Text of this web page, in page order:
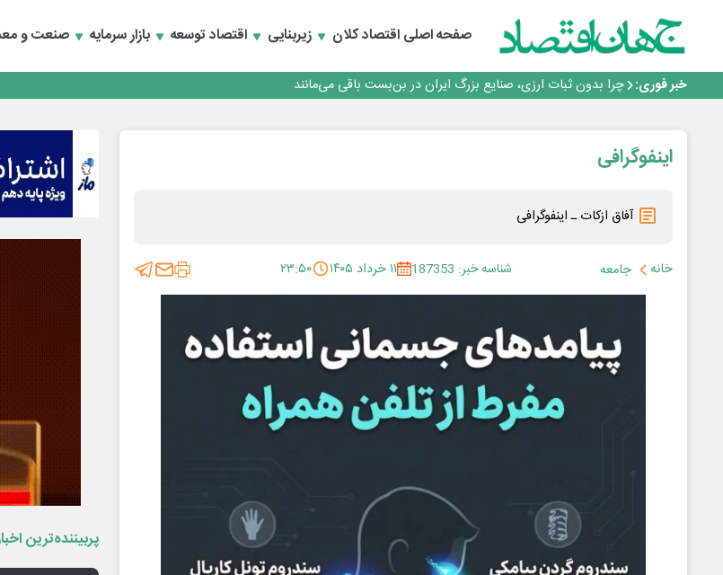
صفحه اصلیاقتصاد کلان زیربنایی اقتصاد توسعه بازار سرمایه صنعت و
خبر فوری:
۲ درصد از مشترکان ۱۰ درصد برق خانگی را مصرف می‌کنند!
روزنامه ۱۷ مرداد
چرا بدون ثبات ارزی، صنایع بزرگ ایران در بن‌بست باقی می‌مانند
رانندگان انگلیسی به سرقت سوخت روی آوردند!
۲ درصد از مشترکان ۱۰ درصد برق خانگی را مصرف می‌کنند!
روزنامه ۱۷ مرداد
افزایش قیمت بلیت اتوبوس فصلی شد؟اینفوگرافی
آفاق ازکات ـ اینفوگرافی
خانه جامعه شناسه خبر: 187353 ۱۱ خرداد ۱۴۰۵ ۲۳:۵۰
پربیننده‌ترین